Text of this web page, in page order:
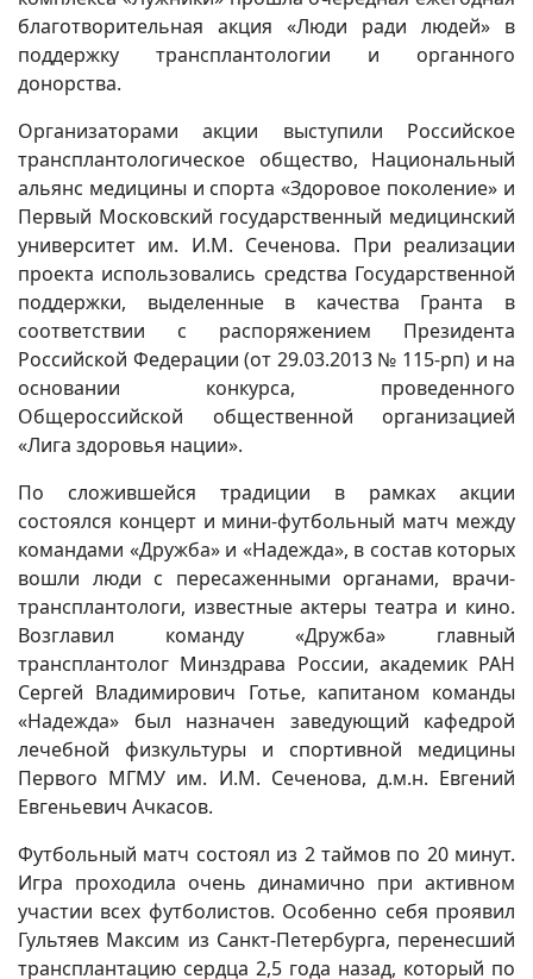
благотворительная акция «Люди ради людей» в
поддержку трансплантологии и органного
донорства.
Организаторами акции выступили Российское
трансплантологическое общество, Национальный
альянс медицины и спорта «Здоровое поколение» и
Первый Московский государственный медицинский
университет им. И.М. Сеченова. При реализации
проекта использовались средства Государственной
поддержки, выделенные в качества Гранта в
соответствии с распоряжением Президента
Российской Федерации (от 29.03.2013 № 115-рп) и на
основании конкурса, проведенного
Общероссийской общественной организацией
«Лига здоровья нации».
По сложившейся традиции в рамках акции
состоялся концерт и мини-футбольный матч между
командами «Дружба» и «Надежда», в состав которых
вошли люди с пересаженными органами, врачи-
трансплантологи, известные актеры театра и кино.
Возглавил команду «Дружба» главный
трансплантолог Минздрава России, академик РАН
Сергей Владимирович Готье, капитаном команды
«Надежда» был назначен заведующий кафедрой
лечебной физкультуры и спортивной медицины
Первого МГМУ им. И.М. Сеченова, д.м.н. Евгений
Евгеньевич Ачкасов.
Футбольный матч состоял из 2 таймов по 20 минут.
Игра проходила очень динамично при активном
участии всех футболистов. Особенно себя проявил
Гультяев Максим из Санкт-Петербурга, перенесший
трансплантацию сердца 2,5 года назад, который по